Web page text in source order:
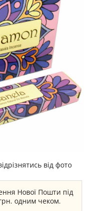
від фото
Нової Пошти під
одним чеком.